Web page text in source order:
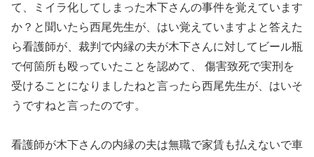
て、ミイラ化してしまった木下さんの事件を覚えています
か？と聞いたら西尾先生が、はい覚えていますよと答えた
ら看護師が、裁判で内縁の夫が木下さんに対してビール瓶
で何箇所も殴っていたことを認めて、 傷害致死で実刑を
受けることになりましたねと言ったら西尾先生が、はいそ
うですねと言ったのです。
看護師が木下さんの内縁の夫は無職で家賃も払えないで車